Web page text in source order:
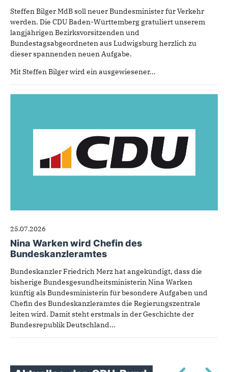
Steffen Bilger MdB soll neuer Bundesminister für Verkehr
werden. Die CDU Baden-Württemberg gratuliert unserem
langjährigen Bezirksvorsitzenden und
Bundestagsabgeordneten aus Ludwigsburg herzlich zu
dieser spannenden neuen Aufgabe.
Mit Steffen Bilger wird ein ausgewiesener...
25.07.2026
Nina Warken wird Chefin des
Bundeskanzleramtes
Bundeskanzler Friedrich Merz hat angekündigt, dass die
bisherige Bundesgesundheitsministerin Nina Warken
künftig als Bundesministerin für besondere Aufgaben und
Chefin des Bundeskanzleramtes die Regierungszentrale
leiten wird. Damit steht erstmals in der Geschichte der
Bundesrepublik Deutschland...